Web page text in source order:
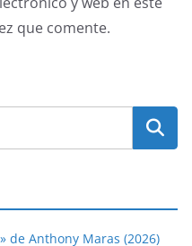
que comente.
de Anthony Maras (2026)